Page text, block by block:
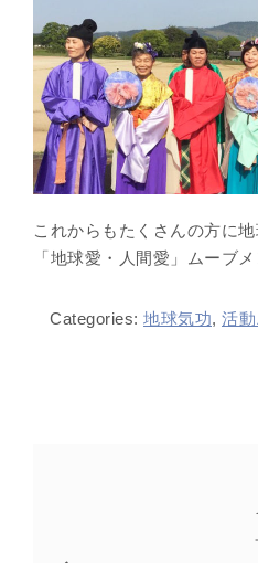
これからもたくさんの方に
「地球愛・人間愛」ムーブ
Categories: 地球気功, 活